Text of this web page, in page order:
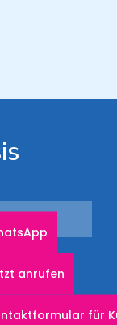
anrufen
für